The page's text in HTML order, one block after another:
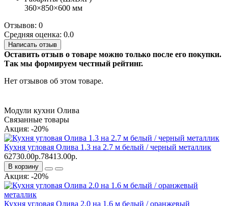
360×850×600 мм
Отзывов: 0
Средняя оценка: 0.0
Написать отзыв
Оставить отзыв о товаре можно только после его покупки.
Так мы формируем честный рейтинг.
Нет отзывов об этом товаре.
Модули кухни Олива
Связанные товары
Акция: -20%
Кухня угловая Олива 1.3 на 2.7 м белый / черный металлик
62730.00р.78413.00р.
В корзину
Акция: -20%
Кухня угловая Олива 2.0 на 1.6 м белый / оранжевый